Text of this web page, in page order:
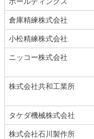
倉庫精練株式会社
小松精練株式会社
ニッコー株式会社
株式会社共和工業所
タケダ機械株式会社
株式会社石川製作所